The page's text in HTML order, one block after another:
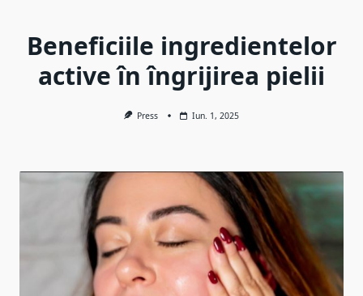
Beneficiile ingredientelor
active în îngrijirea pielii
Press Iun. 1, 2025